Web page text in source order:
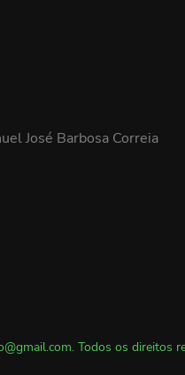
José Barbosa Correia
Todos os direitos